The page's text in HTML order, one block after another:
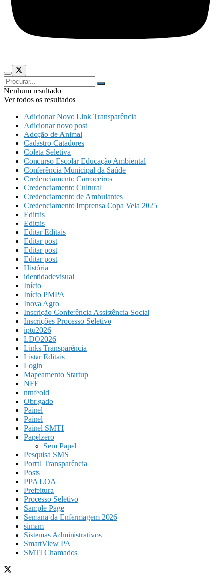
Nenhum resultado
Ver todos os resultados
Adicionar Novo Link Transparência
Adicionar novo post
Adoção de Animal
Cadastro Catadores
Coleta Seletiva
Concurso Escolar Educação Ambiental
Conferência Municipal da Saúde
Credenciamento Carroceiros
Credenciamento Cultural
Credenciamento de Ambulantes
Credenciamento Imprensa Copa Vela 2025
Editais
Editais
Editar Editais
Editar post
Editar post
Editar post
História
identidadevisual
Início
Início PMPA
Inova Agro
Inscrição Conferência Assistência Social
Inscrições Processo Seletivo
iptu2026
LDO2026
Links Transparência
Listar Editais
Login
Mapeamento Startup
NFE
ntnfeold
Obrigado
Painel
Painel
Painel SMTI
Papelzero
Sem Papel
Pesquisa SMS
Portal Transparência
Posts
PPA LOA
Prefeitura
Processo Seletivo
Sample Page
Semana da Enfermagem 2026
simam
Sistemas Administrativos
SmartView PA
SMTI Chamados